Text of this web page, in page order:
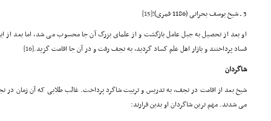
3 ـ شیخ یوسف بحرانی (1186 قمری)؛
[15]
او بعد از تحصیل به جبل عامل بازگشت و از علمای بزرگ آن جا محسوب می شد، اما بعد از
فساد پرداختند و بازار اهل علم کساد گردید، به نجف رفت و در آن جا اقامت گزید.[16]
شاگردان
شیخ بعد از اقامت در نجف، به تدریس و تربیت شاگرد پرداخت. غالب طلابی که آن زمان
می شدند. مهم ترین شاگردان او بدین قرارند: